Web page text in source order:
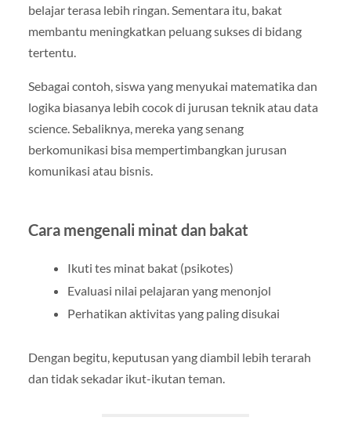
belajar terasa lebih ringan. Sementara itu, bakat
membantu meningkatkan peluang sukses di bidang
tertentu.
Sebagai contoh, siswa yang menyukai matematika dan
logika biasanya lebih cocok di jurusan teknik atau data
science. Sebaliknya, mereka yang senang
berkomunikasi bisa mempertimbangkan jurusan
komunikasi atau bisnis.
Cara mengenali minat dan bakat
Ikuti tes minat bakat (psikotes)
Evaluasi nilai pelajaran yang menonjol
Perhatikan aktivitas yang paling disukai
Dengan begitu, keputusan yang diambil lebih terarah
dan tidak sekadar ikut-ikutan teman.